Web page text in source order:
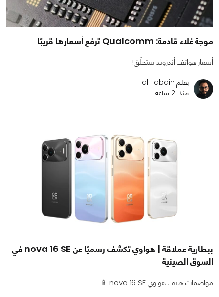
موجة غلاء قادمة: Qualcomm ترفع أسعارها قريبًا
أسعار هواتف أندرويد ستحلّق!
بقلم ali_abdin
منذ 21 ساعة
ببطارية عملاقة | هواوي تكشف رسميًا عن nova 16 SE في
السوق الصينية
مواصفات هاتف هواوي nova 16 SE 📱